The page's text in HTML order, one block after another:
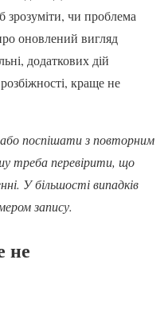
зрозуміти, чи проблема
оновлений вигляд
додаткових дій
краще не
поспішати з повторним
треба перевірити, що
У більшості випадків
запису.
не